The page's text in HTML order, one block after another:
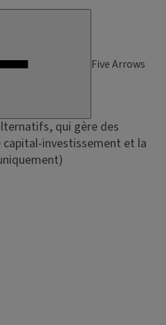
Five Arrows
qui gère des
capital-investissement et la